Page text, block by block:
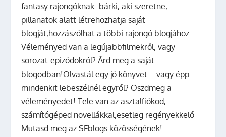
fantasy rajongóknak- bárki, aki szeretne,
pillanatok alatt létrehozhatja saját
blogját,hozzászólhat a többi rajongó blogjához.
Véleményed van a legújabbfilmekről, vagy
sorozat-epizódokról? Ãrd meg a saját
blogodban!Olvastál egy jó könyvet – vagy épp
mindenkit lebeszélnél egyről? Oszdmeg a
véleményedet! Tele van az asztalfiókod,
számítógéped novellákkal,esetleg regényekkelő
Mutasd meg az SFblogs közösségének!